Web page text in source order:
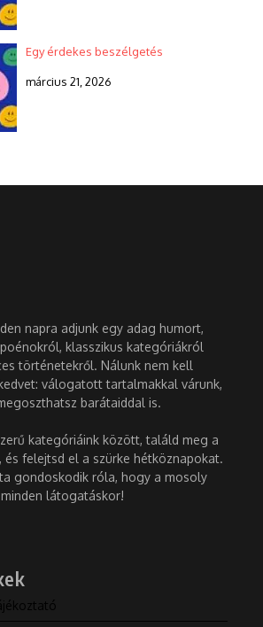
Egy érdekes beszélgetés
március 21, 2026
napra adjunk egy adag humort,
klasszikus kategóriákról
történetekről. Nálunk nem kell
válogatott tartalmakkal várunk,
barátaiddal is.
kategóriáink között, találd meg a
és felejtsd el a szürke hétköznapokat.
gondoskodik róla, hogy a mosoly
látogatáskor!